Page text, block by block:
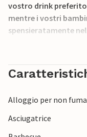
vostro drink
mentre i vostri
spensieratamente
interessanti durante
le vicine località
Nazionale di Brioni.
Alloggio per non
Asciugatrice